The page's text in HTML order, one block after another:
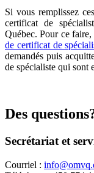
Si vous remplissez
certificat de
Québec. Pour ce
de certificat de
demandés puis
de spécialiste qui sont
Des
Secrétariat et
Courriel :